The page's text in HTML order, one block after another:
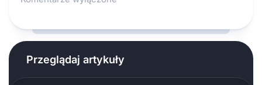
Przeglądaj artykuły